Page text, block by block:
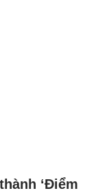
‘Điểm